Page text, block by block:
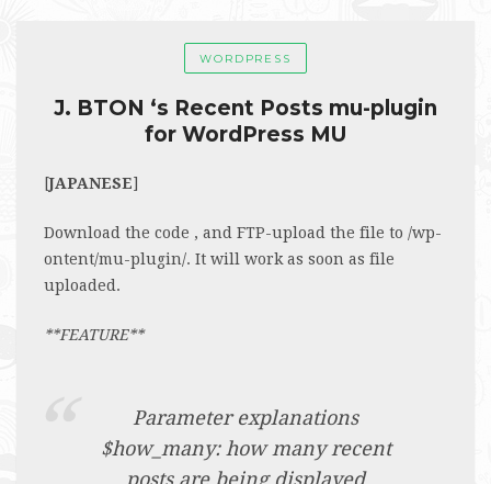
WORDPRESS
J. BTON ‘s Recent Posts mu-plugin
for WordPress MU
[JAPANESE]
Download the code , and FTP-upload the file to /wp-
ontent/mu-plugin/. It will work as soon as file
uploaded.
**FEATURE**
Parameter explanations
$how_many: how many recent